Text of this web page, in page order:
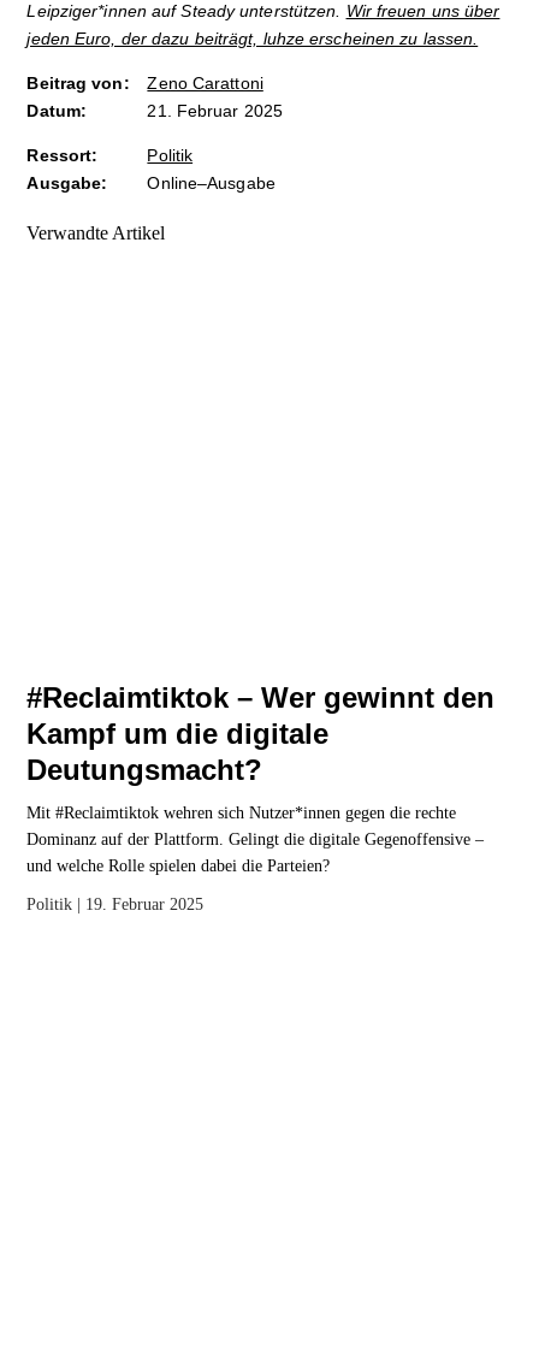
Leipziger*innen auf Steady unterstützen. Wir freuen uns über
jeden Euro, der dazu beiträgt, luhze erscheinen zu lassen.
Beitrag von:
Zeno Carattoni
Datum:
21. Februar 2025
Ressort:
Politik
Ausgabe:
Online–Ausgabe
Verwandte Artikel
#Reclaimtiktok – Wer gewinnt den
Kampf um die digitale
Deutungsmacht?
Mit #Reclaimtiktok wehren sich Nutzer*innen gegen die rechte
Dominanz auf der Plattform. Gelingt die digitale Gegenoffensive –
und welche Rolle spielen dabei die Parteien?
Politik | 19. Februar 2025